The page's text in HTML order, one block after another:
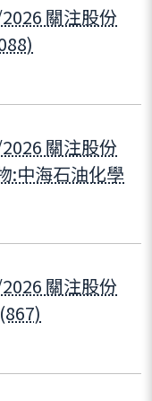
關注股份
關注股份
:中海石油化學
關注股份